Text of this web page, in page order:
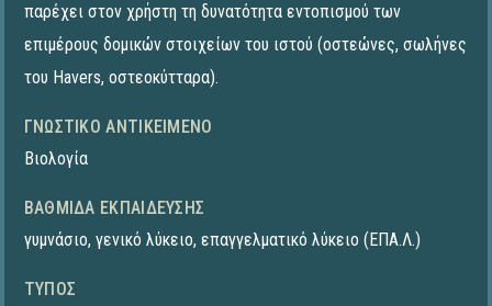
παρέχει στον χρήστη τη δυνατότητα εντοπισμού των
επιμέρους δομικών στοιχείων του ιστού (οστεώνες, σωλήνες
του Havers, οστεοκύτταρα).
ΓΝΩΣΤΙΚΌ ΑΝΤΙΚΕΊΜΕΝΟ
Βιολογία
ΒΑΘΜΊΔΑ ΕΚΠΑΊΔΕΥΣΗΣ
γυμνάσιο, γενικό λύκειο, επαγγελματικό λύκειο (ΕΠΑ.Λ.)
ΤΎΠΟΣ